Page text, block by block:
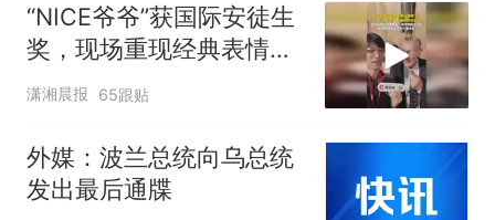
“NICE爷爷”获国际安徒生
奖，现场重现经典表情
包，向中国粉丝问好
潇湘晨报 65跟贴
外媒：波兰总统向乌总统
发出最后通牒